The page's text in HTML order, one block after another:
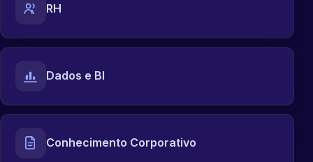
RH
Dados e BI
Conhecimento Corporativo